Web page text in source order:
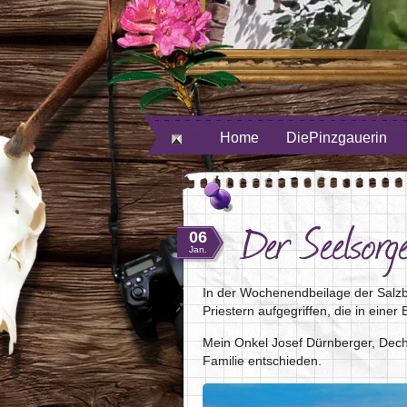
Home DiePinzgauerin
auf Facebook
auf Youtube
FeedProvinzecho auf Twitter
06
Jan. Der
In der Wochenendbeilage der
Priestern aufgegriffen, die in einer
Mein Onkel Josef Dürnberger,
Familie entschieden.